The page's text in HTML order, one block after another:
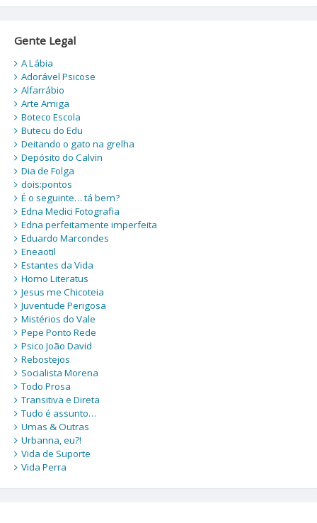
Gente Legal
A Lábia
Adorável Psicose
Alfarrábio
Arte Amiga
Boteco Escola
Butecu do Edu
Deitando o gato na grelha
Depósito do Calvin
Dia de Folga
dois:pontos
É o seguinte… tá bem?
Edna Medici Fotografia
Edna perfeitamente imperfeita
Eduardo Marcondes
Eneaotil
Estantes da Vida
Homo Literatus
Jesus me Chicoteia
Juventude Perigosa
Mistérios do Vale
Pepe Ponto Rede
Psico João David
Rebostejos
Socialista Morena
Todo Prosa
Transitiva e Direta
Tudo é assunto…
Umas & Outras
Urbanna, eu?!
Vida de Suporte
Vida Perra